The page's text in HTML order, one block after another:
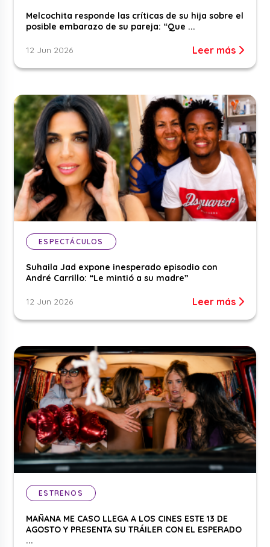
Melcochita responde las críticas de su hija sobre el
posible embarazo de su pareja: “Que ...
12 Jun 2026 Leer más
ESPECTÁCULOS
Suhaila Jad expone inesperado episodio con
André Carrillo: “Le mintió a su madre”
12 Jun 2026 Leer más
ESTRENOS
MAÑANA ME CASO LLEGA A LOS CINES ESTE 13 DE
AGOSTO Y PRESENTA SU TRÁILER CON EL ESPERADO
...